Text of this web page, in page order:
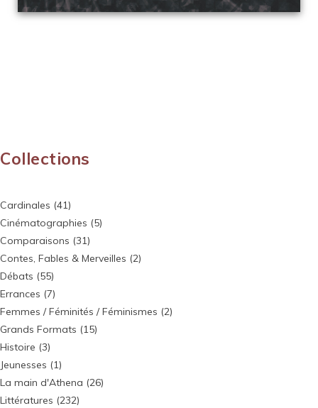
Collections
Cardinales (41)
Cinématographies (5)
Comparaisons (31)
Contes, Fables & Merveilles (2)
Débats (55)
Errances (7)
Femmes / Féminités / Féminismes (2)
Grands Formats (15)
Histoire (3)
Jeunesses (1)
La main d'Athena (26)
Littératures (232)